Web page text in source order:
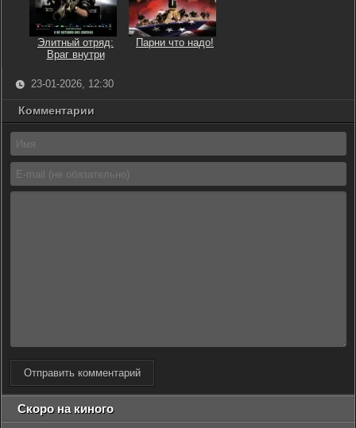
Элитный отряд:
Враг внутри
Парни что надо!
23-01-2026, 12:30
Комментарии
Отправить комментарий
Скоро на киного